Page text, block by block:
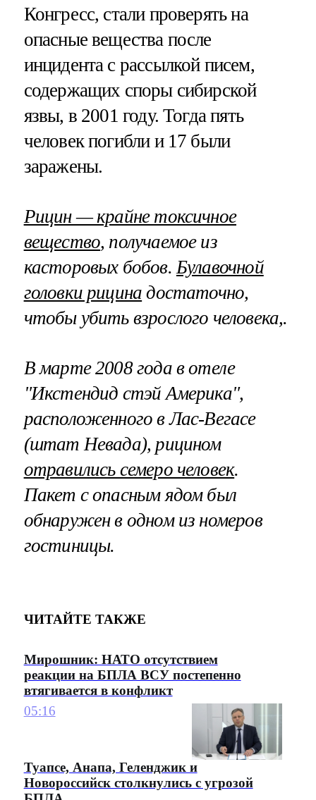
Конгресс, стали проверять на
опасные вещества после
инцидента с рассылкой писем,
содержащих споры сибирской
язвы, в 2001 году. Тогда пять
человек погибли и 17 были
заражены.
Рицин — крайне токсичное
вещество, получаемое из
касторовых бобов. Булавочной
головки рицина достаточно,
чтобы убить взрослого человека,.
В марте 2008 года в отеле
"Икстендид стэй Америка",
расположенного в Лас-Вегасе
(штат Невада), рицином
отравились семеро человек.
Пакет с опасным ядом был
обнаружен в одном из номеров
гостиницы.
ЧИТАЙТЕ ТАКЖЕ
Мирошник: НАТО отсутствием
реакции на БПЛА ВСУ постепенно
втягивается в конфликт
05:16
Туапсе, Анапа, Геленджик и
Новороссийск столкнулись с угрозой